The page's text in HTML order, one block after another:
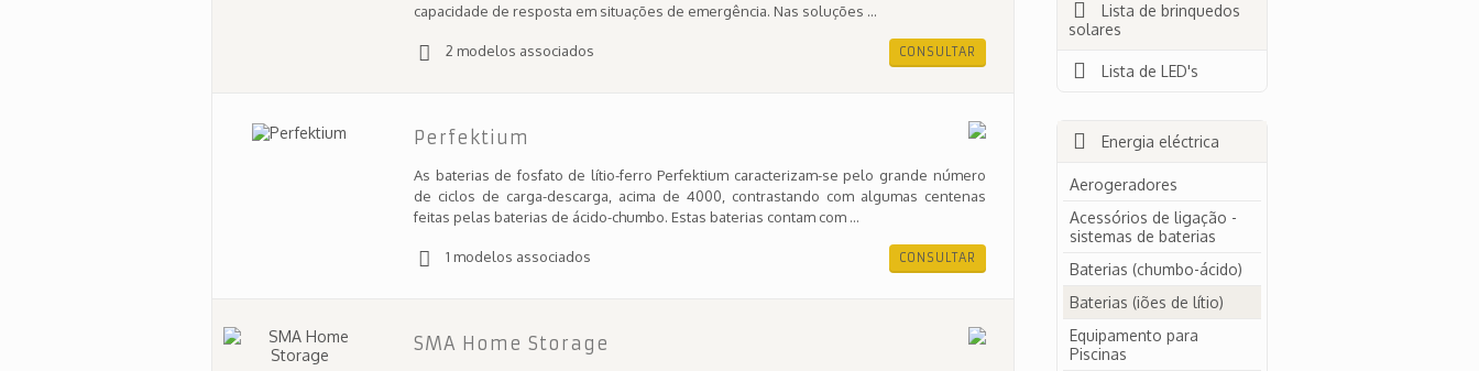
capacidade de resposta em situações de emergência. Nas soluções ...
2 modelos associados CONSULTAR
Perfektium
As baterias de fosfato de lítio-ferro Perfektium caracterizam-se pelo grande número
de ciclos de carga-descarga, acima de 4000, contrastando com algumas centenas
feitas pelas baterias de ácido-chumbo. Estas baterias contam com ...
1 modelos associados CONSULTAR
SMA Home Storage
Lista de brinquedos
solares
Lista de LED's
Energia eléctrica
Aerogeradores
Acessórios de ligação -
sistemas de baterias
Baterias (chumbo-ácido)
Baterias (iões de lítio)
Equipamento para
Piscinas